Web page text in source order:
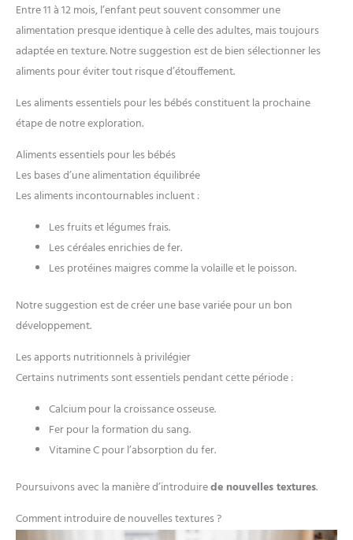
Entre 11 à 12 mois, l’enfant peut souvent consommer une
alimentation presque identique à celle des adultes, mais toujours
adaptée en texture. Notre suggestion est de bien sélectionner les
aliments pour éviter tout risque d’étouffement.
Les aliments essentiels pour les bébés constituent la prochaine
étape de notre exploration.
Aliments essentiels pour les bébés
Les bases d’une alimentation équilibrée
Les aliments incontournables incluent :
Les fruits et légumes frais.
Les céréales enrichies de fer.
Les protéines maigres comme la volaille et le poisson.
Notre suggestion est de créer une base variée pour un bon
développement.
Les apports nutritionnels à privilégier
Certains nutriments sont essentiels pendant cette période :
Calcium pour la croissance osseuse.
Fer pour la formation du sang.
Vitamine C pour l’absorption du fer.
Poursuivons avec la manière d’introduirede nouvelles textures.
Comment introduire de nouvelles textures ?